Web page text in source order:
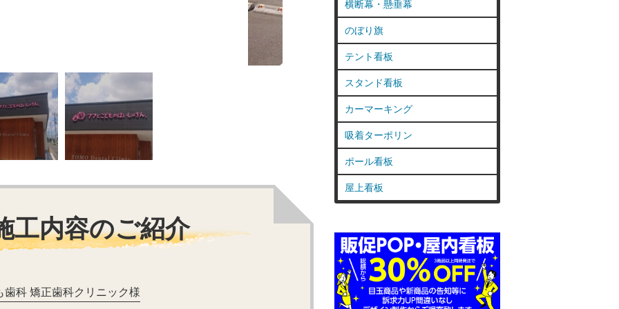
工内容のご紹介
歯科 矯正歯科クリニック様
横断幕・懸垂幕
のぼり旗
テント看板
スタンド看板
カーマーキング
吸着ターポリン
ポール看板
屋上看板